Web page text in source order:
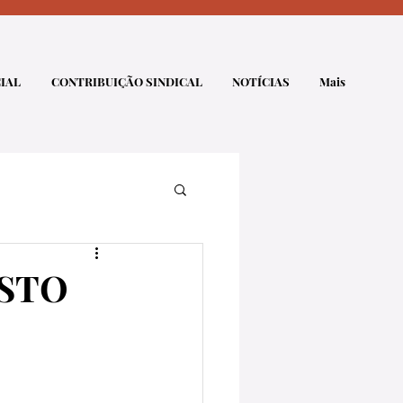
CONTRIBUIÇÃO SINDICAL NOTÍCIAS Mais